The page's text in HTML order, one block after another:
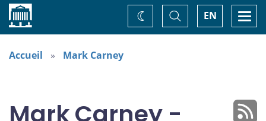
Accueil EN
Basculer
la
recherche
Changez
de
Accueil Mark Carney
Mark Carney -